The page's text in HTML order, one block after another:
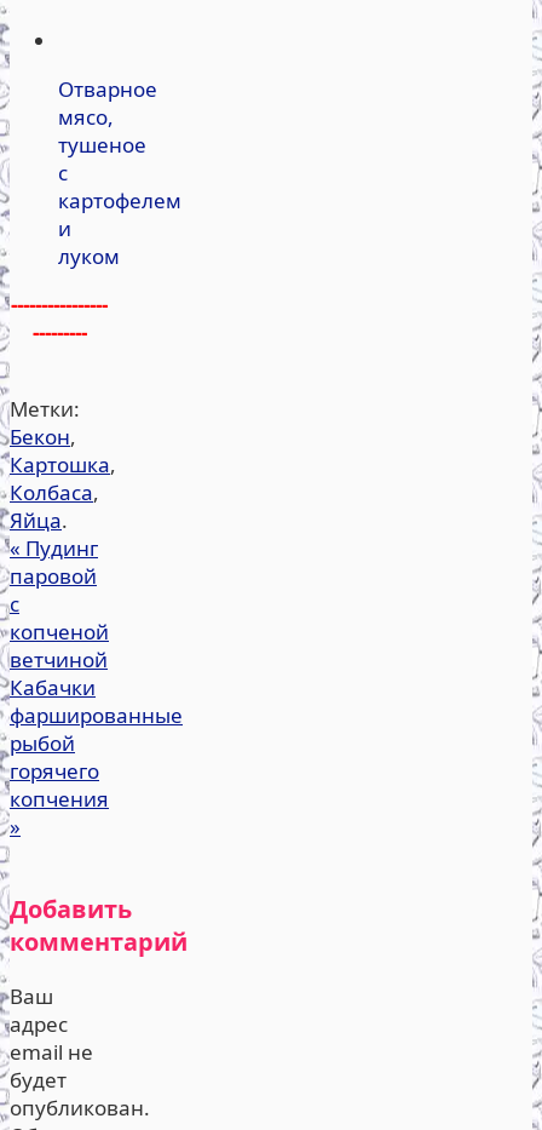
Отварное
мясо,
тушеное
с
картофелем
и
луком
----------------
---------
Метки:
Бекон,
Картошка,
Колбаса,
Яйца.
« Пудинг
паровой
с
копченой
ветчиной
Кабачки
фаршированные
рыбой
горячего
копчения
»
Добавить
комментарий
Ваш
адрес
email не
будет
опубликован.